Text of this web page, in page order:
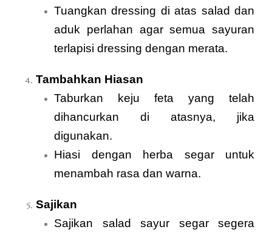
Tuangkan dressing di atas salad dan
aduk perlahan agar semua sayuran
terlapisi dressing dengan merata.
Tambahkan Hiasan
Taburkan keju feta yang telah
dihancurkan di atasnya, jika
digunakan.
Hiasi dengan herba segar untuk
menambah rasa dan warna.
Sajikan
Sajikan salad sayur segar segera